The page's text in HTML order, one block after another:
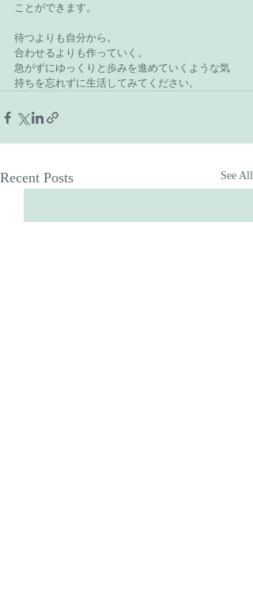
ことができます。
待つよりも自分から。
合わせるよりも作っていく。
急がずにゆっくりと歩みを進めていくような気
持ちを忘れずに生活してみてください。
Recent Posts See All